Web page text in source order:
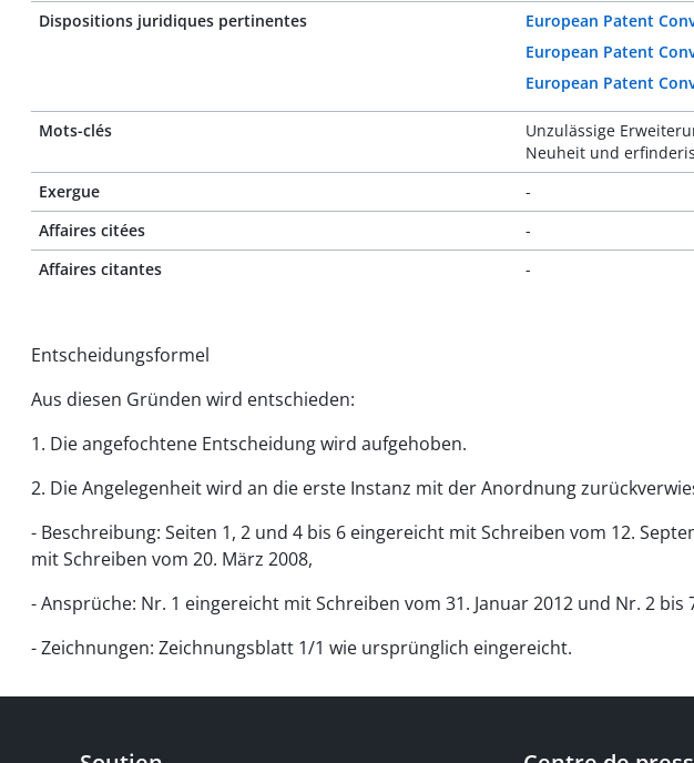
Dispositions juridiques pertinentes
European Patent
European Patent
European Patent
Mots-clés
Unzulässige
Neuheit und
Exergue
-
Affaires citées
-
Affaires citantes
-
Entscheidungsformel
Aus diesen Gründen wird entschieden:
1. Die angefochtene Entscheidung wird aufgehoben.
2. Die Angelegenheit wird an die erste Instanz mit der Anordnung
- Beschreibung: Seiten 1, 2 und 4 bis 6 eingereicht mit Schreiben vom 12.
mit Schreiben vom 20. März 2008,
- Ansprüche: Nr. 1 eingereicht mit Schreiben vom 31. Januar 2012 und Nr. 2
- Zeichnungen: Zeichnungsblatt 1/1 wie ursprünglich eingereicht.